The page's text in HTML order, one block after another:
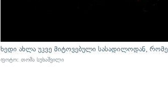
ხედი ახლა უკვე მიტოვებული სასადილოდან,
ფოტო: თომა სუხაშვილი